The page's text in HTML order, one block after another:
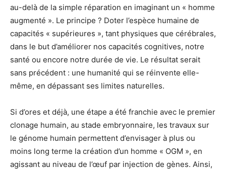
au-delà de la simple réparation en imaginant un « homme
augmenté ». Le principe ? Doter l’espèce humaine de
capacités « supérieures », tant physiques que cérébrales,
dans le but d’améliorer nos capacités cognitives, notre
santé ou encore notre durée de vie. Le résultat serait
sans précédent : une humanité qui se réinvente elle-
même, en dépassant ses limites naturelles.
Si d’ores et déjà, une étape a été franchie avec le premier
clonage humain, au stade embryonnaire, les travaux sur
le génome humain permettent d’envisager à plus ou
moins long terme la création d’un homme « OGM », en
agissant au niveau de l’œuf par injection de gènes. Ainsi,